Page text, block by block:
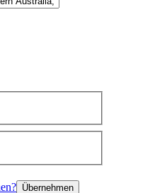
Übernehmen